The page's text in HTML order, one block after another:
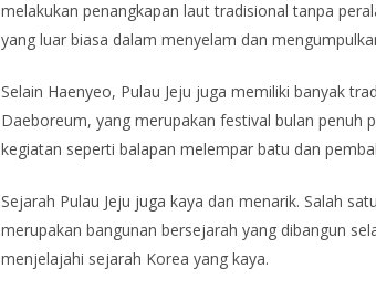
melakukan penangkapan laut tradisional tanpa
yang luar biasa dalam menyelam dan
Selain Haenyeo, Pulau Jeju juga memiliki banyak
Daeboreum, yang merupakan festival bulan penuh
kegiatan seperti balapan melempar batu dan
Sejarah Pulau Jeju juga kaya dan menarik. Salah
merupakan bangunan bersejarah yang dibangun
menjelajahi sejarah Korea yang kaya.